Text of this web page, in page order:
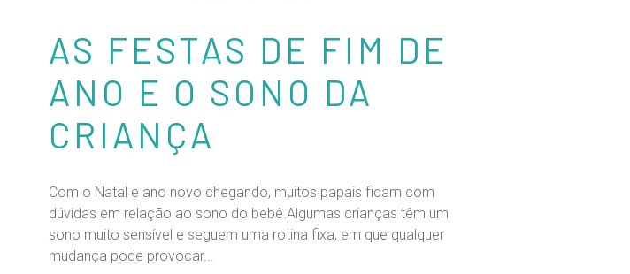
AS FESTAS DE FIM DE
ANO E O SONO DA
CRIANÇA
Com o Natal e ano novo chegando, muitos papais ficam com
dúvidas em relação ao sono do bebê.Algumas crianças têm um
sono muito sensível e seguem uma rotina fixa, em que qualquer
mudança pode provocar...